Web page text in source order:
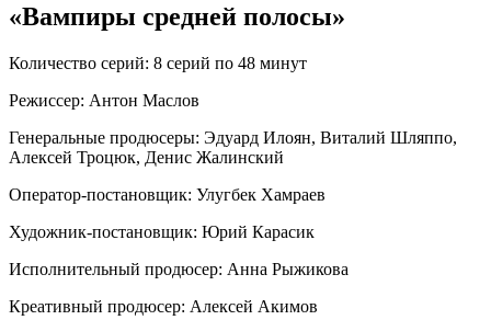
«Вампиры средней полосы»
Количество серий: 8 серий по 48 минут
Режиссер: Антон Маслов
Генеральные продюсеры: Эдуард Илоян, Виталий Шляппо,
Алексей Троцюк, Денис Жалинский
Оператор-постановщик: Улугбек Хамраев
Художник-постановщик: Юрий Карасик
Исполнительный продюсер: Анна Рыжикова
Креативный продюсер: Алексей Акимов